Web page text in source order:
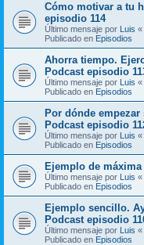
Cómo motivar a tu
episodio 114
Último mensaje por Luis «
Publicado en Episodios
Ahorra tiempo.
Podcast episodio
Último mensaje por Luis «
Publicado en Episodios
Por dónde empezar
Podcast episodio
Último mensaje por Luis «
Publicado en Episodios
Ejemplo de
Último mensaje por Luis «
Publicado en Episodios
Ejemplo sencillo.
Podcast episodio
Último mensaje por Luis «
Publicado en Episodios